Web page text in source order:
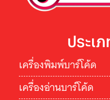
ประเ
เครื่องพิมพ์บาร์โค้ด
เครื่องอ่านบาร์โค้ด